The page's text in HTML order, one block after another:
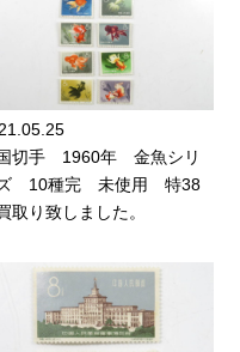
切手 1960年 金魚シリ
10種完 未使用 特38
取り致しました。